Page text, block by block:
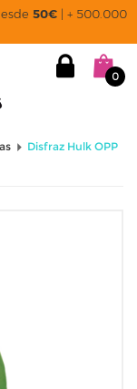
50€| + 500.000
0
Disfraz Hulk OPP